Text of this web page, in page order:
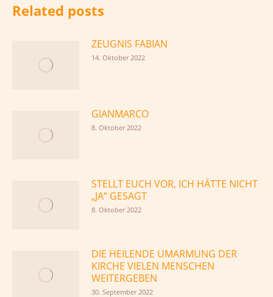
Related posts
ZEUGNIS FABIAN
14. Oktober 2022
GIANMARCO
8. Oktober 2022
STELLT EUCH VOR, ICH HÄTTE NICHT
„JA“ GESAGT
8. Oktober 2022
DIE HEILENDE UMARMUNG DER
KIRCHE VIELEN MENSCHEN
WEITERGEBEN
30. September 2022